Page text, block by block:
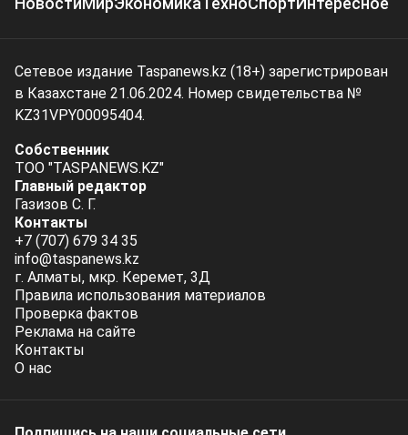
Сетевое издание Taspanews.kz (18+) зарегистрирован
в Казахстане 21.06.2024. Номер свидетельства №
KZ31VPY00095404.
Собственник
ТОО "TASPANEWS.KZ"
Главный редактор
Газизов С. Г.
Контакты
+7 (707) 679 34 35
info@taspanews.kz
г. Алматы, мкр. Керемет, 3Д
Правила использования материалов
Проверка фактов
Реклама на сайте
Контакты
О нас